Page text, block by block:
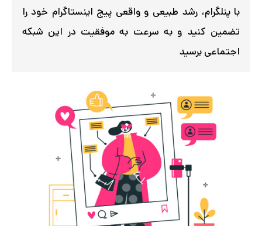
تضمین کنید و به سرعت به موفقیت در این شبکه
اجتماعی برسید